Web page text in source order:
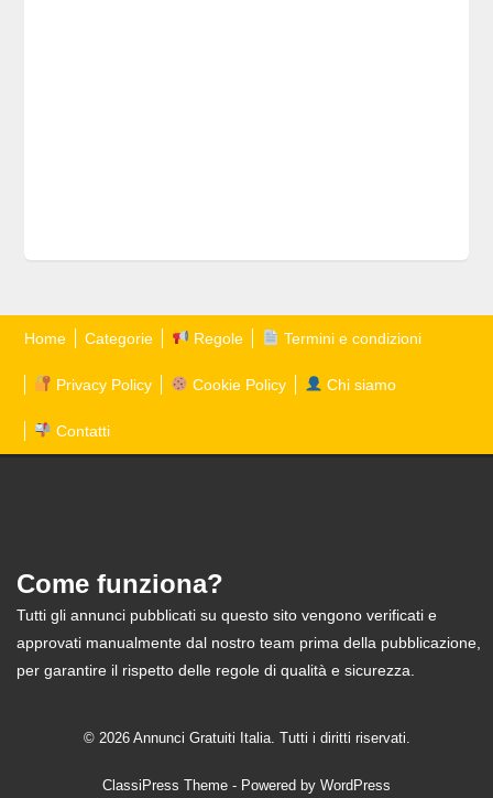
Home Categorie Regole Termini e condizioni
Privacy Policy Cookie Policy Chi siamo
Contatti
Come funziona?
Tutti gli annunci pubblicati su questo sito vengono verificati e
approvati manualmente dal nostro team prima della pubblicazione,
per garantire il rispetto delle regole di qualità e sicurezza.
© 2026 Annunci Gratuiti Italia. Tutti i diritti riservati.
ClassiPress Theme - Powered by WordPress